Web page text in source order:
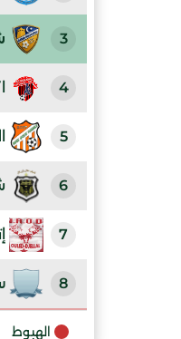
3
4
5
6
7
8
9 الهبوط